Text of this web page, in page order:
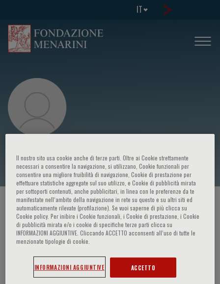
IT
Robin Lovell-Badge
HOME PAGE / CORSI ED EVENTI / RELATORE
Robin Lovell-Badge
Il nostro sito usa cookie anche di terze parti. Oltre ai Cookie strettamente
necessari a consentire la navigazione, si utilizzano, Cookie funzionali per
consentire una migliore fruibilità di navigazione, Cookie di prestazione per
effettuare statistiche aggregate sul suo utilizzo, e Cookie di pubblicità mirata
per sottoporti contenuti, anche pubblicitari, in linea con le preferenze da te
manifestate nell‘ambito della navigazione in rete su questo e su altri siti ed
automaticamente rilevate (profilazione). Se vuoi saperne di più clicca su
Cookie policy. Per inibire i Cookie funzionali, i Cookie di prestazione, i Cookie
di pubblicità mirata e/o i cookie di specifiche terze parti clicca su
INFORMAZIONI AGGIUNTIVE. Cliccando ACCETTO acconsenti all’uso di tutte le
menzionate tipologie di cookie.
INFORMAZIONI AGGIUNTIVE ACCETTO